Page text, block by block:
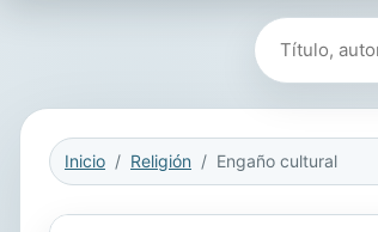
Buscar libros
Inicio Religión Engaño cultural